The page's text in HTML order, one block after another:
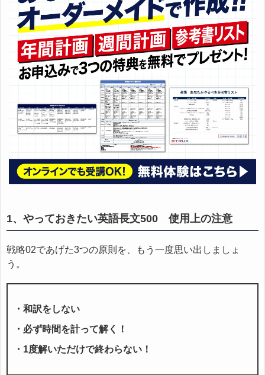
1、やっておきたい英語長文500 使用上の注意
戦略02であげた3つの原則を、もう一度思い出しましょ
う。
・和訳をしない
・必ず時間を計って解く！
・1度解いただけで終わらない！